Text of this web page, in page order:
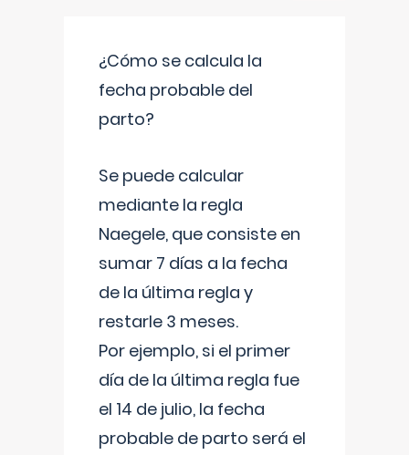
¿Cómo se calcula la
fecha probable del
parto?
Se puede calcular
mediante la regla
Naegele, que consiste en
sumar 7 días a la fecha
de la última regla y
restarle 3 meses.
Por ejemplo, si el primer
día de la última regla fue
el 14 de julio, la fecha
probable de parto será el